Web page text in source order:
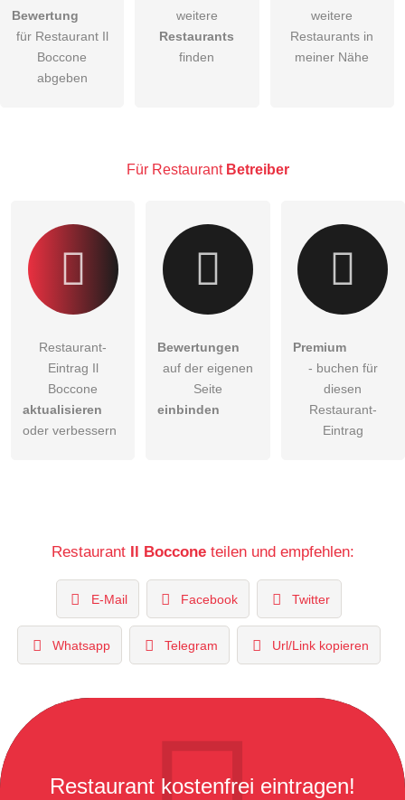
Hiermit akzeptiere ich dieAGB
DieDatenschutzerklärung habe ich zur Kenntnis genommen.
Besucher sichtbar.
Bewertung
für Restaurant Il
Boccone
abgeben
weitere
Restaurants
finden
weitere
Restaurants in
meiner Nähe
Für Restaurant Betreiber
Restaurant-
Eintrag Il
Boccone
aktualisieren
oder verbessern
Bewertungen
auf der eigenen
Seite
einbinden
Premium
- buchen für
diesen
Restaurant-
Eintrag
Restaurant Il Bocconeteilen und empfehlen:
E-Mail Facebook Twitter
Whatsapp Telegram Url/Link kopieren
Restaurant kostenfrei eintragen!